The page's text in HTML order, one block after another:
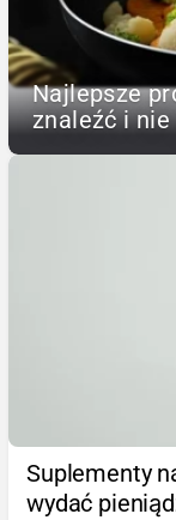
Najlepsze
znaleźć i
Suplementy
wydać